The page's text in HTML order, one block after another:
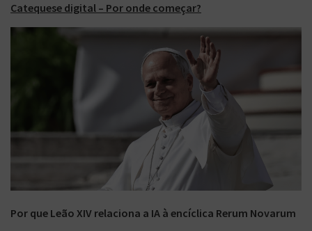
Catequese digital – Por onde começar?
Por que Leão XIV relaciona a IA à encíclica Rerum Novarum